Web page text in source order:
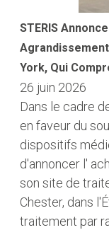
STERIS
York, Qui
26 juin 2026
Dans le cadre
en faveur du
dispositifs
d'annoncer l'
son site de
Chester, dans
traitement par